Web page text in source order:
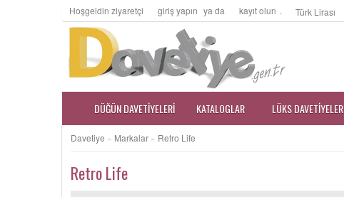
Hoşgeldin ziyaretçi giriş yapın ya da kayıt olun . Türk Lirası
DÜĞÜN DAVETIYELERI KATALOGLAR LÜKS DAVETIYELER
Davetiye » Markalar » Retro Life
Retro Life